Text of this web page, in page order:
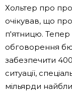
Хольтер про
очікував, що
п'ятницю. Тепер
обговорення
забезпечити
ситуації,
мільярди